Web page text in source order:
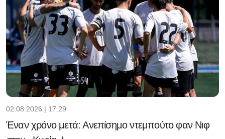
02.08.2026 | 17:29
Έναν χρόνο μετά: Ανεπίσημο ντεμπούτο φαν Νιφ